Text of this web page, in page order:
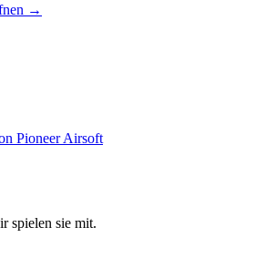
→
spielen sie mit.